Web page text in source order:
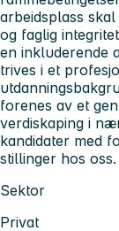
arbeidsplass
og faglig
en inkluderende
trives i et
forenes av et
verdiskaping i
kandidater med
stillinger hos oss.
Sektor
Privat